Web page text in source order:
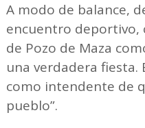
A modo de balance,
encuentro deportivo,
de Pozo de Maza
una verdadera
como intendente de
pueblo”.